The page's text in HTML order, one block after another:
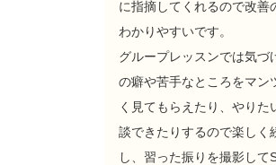
に指摘してくれるので改善
わかりやすいです。
グループレッスンでは気づ
の癖や苦手なところをマン
く見てもらえたり、やりた
談できたりするので楽しく
し、習った振りを撮影して